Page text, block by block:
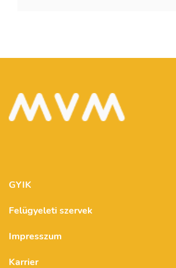
GYIK
Felügyeleti szervek
Impresszum
Karrier